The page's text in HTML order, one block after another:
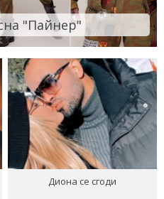
"Пайнер"
Диона се сгоди